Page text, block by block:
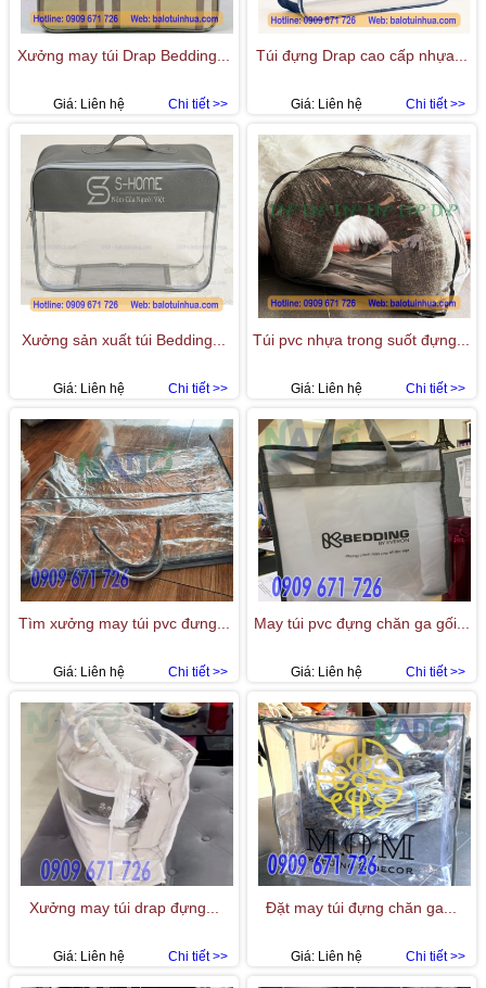
Xưởng may túi Drap Bedding...
Chi tiết >>
Giá: Liên hệ
Túi đựng Drap cao cấp nhựa...
Chi tiết >>
Giá: Liên hệ
Xưởng sản xuất túi Bedding...
Chi tiết >>
Giá: Liên hệ
Túi pvc nhựa trong suốt đựng...
Chi tiết >>
Giá: Liên hệ
Tìm xưởng may túi pvc đưng...
Chi tiết >>
Giá: Liên hệ
May túi pvc đựng chăn ga gối...
Chi tiết >>
Giá: Liên hệ
Xưởng may túi drap đựng...
Chi tiết >>
Giá: Liên hệ
Đặt may túi đựng chăn ga...
Chi tiết >>
Giá: Liên hệ